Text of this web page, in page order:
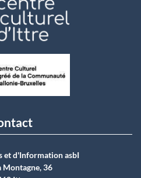
et d'Information asbI
Montagne, 36